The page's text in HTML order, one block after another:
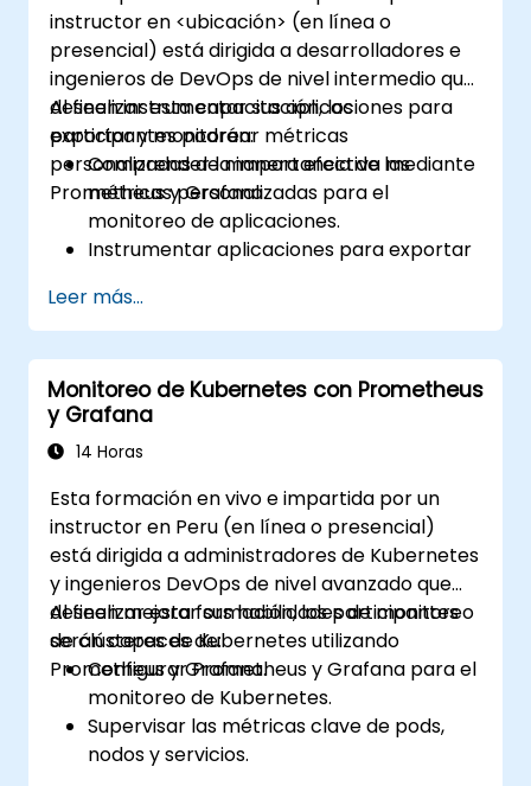
instructor en <ubicación> (en línea o
presencial) está dirigida a desarrolladores e
ingenieros de DevOps de nivel intermedio que
deseen instrumentar sus aplicaciones para
exportar y monitorear métricas
personalizadas de manera efectiva mediante
Prometheus y Grafana.
Al finalizar esta capacitación, los
participantes podrán:
Comprender la importancia de las
métricas personalizadas para el
monitoreo de aplicaciones.
Instrumentar aplicaciones para exportar
Crear y configurar paneles en Grafana
para visualizar métricas personalizadas.
Aplicar las mejores prácticas para
integrar el monitoreo en el ciclo de vida
del desarrollo.
Leer más...
Monitoreo de Kubernetes con Prometheus
y Grafana
14 Horas
Esta formación en vivo e impartida por un
instructor en Peru (en línea o presencial)
está dirigida a administradores de Kubernetes
y ingenieros DevOps de nivel avanzado que
deseen mejorar sus habilidades de monitoreo
de clústeres de Kubernetes utilizando
Prometheus y Grafana.
Al finalizar esta formación, los participantes
serán capaces de:
Configurar Prometheus y Grafana para el
monitoreo de Kubernetes.
Supervisar las métricas clave de pods,
nodos y servicios.